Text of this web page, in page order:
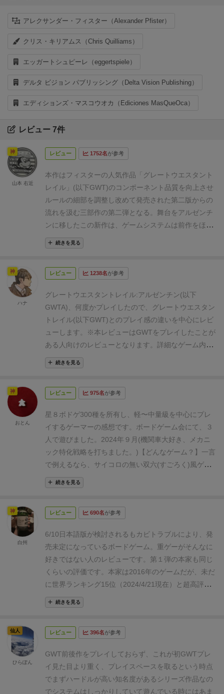
アレクサンダー・フィスター（Alexander Pfister）
クリス・キリアムス（Chris Quilliams）
エッガートシュピーレ（eggertspiele）
デルタ ビジョン パブリッシング（Delta Vision Publishing）
エディションズ・マスコウオカ（Ediciones MasQueOca）
レビュー 7件
レビュー 1752名が参考
本作はフィスターの人気作品「グレートウエスタント
レイル」(以下GWT)のコンポーネント品質を向上させ
ルールの細部を調整し改めて発売された第二版からの
流れを汲む三部作の第二弾となる。 舞台をアルゼンチ
ンに移したこの新作は、ゲームシステムは前作をほぼ
完全に踏襲しつつも、ゲーム内の要素が担う役割の変
更や要素の追加などによって、前作のファンがプレイ
いる。ぱっと見GWTそのままという感じだが、同じ感
く別のゲームという不思議な感覚だ。
★アルゼンチン
少しだけブエノスアイレスの歴史について学んで
みよう。1536年、ペドロ・デ・メンドーサ率いるスペ
インからの遠征隊が1200人の男性にわずか12人の女
性、そして牛数頭を連れてこの地を訪れた。当初は原
住民と友好的だった遠征隊だが、その傲慢さが表面化
原住民に叩きのめされ敗走したが、そこにあるものが
残された。牛たちである。
ような草原を植民地化し、この地に牛が栄えるように
なり、この地の重要な資源となっていった。その後別
の遠征隊がこの地を手にし、La Trinidadと呼ばれる都
市を建設することになるが、これがブエノスアイレス
の始まりである。この辺りはGiochix社のTrinidadとい
うボードゲームで追体験することができる。
Trinidad(2022)はゲーム性以外の部分、つまり植民
評価を受けたゲームである。この手の歴史を学べるゲ
なくなるかもしれない。★前作からの変更点 まず、災
害タイルが廃止され、ならず者が新資源である麦に強
く関連する農民にリプレースされている点がドラステ
ィックだが、ルールを確認すればすぐにエンジニアの
役割が大きく変わっていることに気づくだろう。前作
はエンジニアを多く雇用することにより鉄道トラック
へのアクセスが追加のリソースなしでできるようにな
るというものだった。本作では出荷は船となってお
り、遠方へ出荷するのには消費型のリソースである麦
を使用する。麦は所有できる上限数が決められている
特殊なリソースで、出荷のたびに消費するため、エン
ジニアを多く雇用しても遠方へのアクセスには何も寄
続きを見る
神
山本 右近
レビュー 1238名が参考
グレートウエスタントレイル:アルゼンチン(以下
GWTA)、何度かプレイしたので、グレートウエスタン
トレイル(以下GWT)とのプレイ感の違いを中心にレビ
ューします。
※本レビューはGWTをプレイしたことが
ある人向けのレビューとなります。詳細なゲーム内容
については他のレビューを参考にしてください。
GWTAとGWTの違いは多数ありますが、影響が大きい
夫」・鉄道の役割これらにより、GWTとは別ゲーと感
GWTは手札の繁殖値に応じて出荷先にディスクを置く
と勝利点が得られる、という分かりやすいものでし
た。そのため、求められるのは「高い繁殖値でより遠
くに効率良く出荷する」動きであり、そのためにも繁
殖値が高い牛は価値が高かったです。
対してGWTA
は、①繁殖値に応じて船タイルにディスクを置く
市の港に移動③港から新リソース「小麦」を使って各
都市に配送でやっと勝利点やお金が貰えるという、余
計に2手間くらいかかる仕組みとなっています。特に
お金は配送を活用しないとなかなか稼げず苦労する印
象ですね。②で早期に出港する船は要求繁殖値がかな
り低く、「高い繁殖値で出荷する」事よりも、「載せ
たい船に素早く載せる」事が大切となりました。これ
だけでもGWTの常識が通じない別のゲーム感がありま
す。購入コストが高い高繁殖値の牛を買う必要性が低
むしろ大切なのは③の小麦を使った配送で、小麦はゲ
4の労働者「農夫」】 その小麦と密接に関わっている
のが農夫。 GWTでは、「カウボーイ」「職人」「技
師」の3種類の労働者があり、それぞれに特化する戦
続きを見る
神
ハナ
レビュー 975名が参考
星８ ボドゲ300種を所有し、軽〜中量級を中心にプレ
イするゲーマーの感想です。ボードゲーム会にて、３
人で遊びました。2024年９月 (機関車大好き、メカニ
ック特化戦略を打ちました。) 【どんなゲーム？】 一言
で例えるなら、サイコロの無い双六(すごろく)風ゲー
ムです。(ただし、オトナ向け。)
キ構築もありますし、建物を建てたり、線路を敷いた
はマスを踏んでリソースを集めたり、特殊効果を発動
色々な能力をパワーアップさせつつ、ついで(？)に勝
利点を稼いでいきます。
その「色々」とは、デッキの
カード数・手札の数・助手タイルの数・進める歩数な
どで、能力を高めるほど有利に進められます。 ゲーム
の終了は、牛の配達の度に追加される「助手のタイル
(求人)」が規定数に達すると終了フラグになり、手番
りたい事がしやすい自由度の高い重ゲーでした。コマ
は1〜4歩の中で自由な歩数を選べるので、自分が伸ば
したい好きなアクションを選びやすいです。それが積
み重なって大きなパワーになるので、さながらRPG感
を産んでいます。なので、ちくちく積み上げるのが好
きな人にはハマるメカニクスだと思います。似たメカ
続きを見る
神
おとん
レビュー 690名が参考
6/10 日本語版が検討されるもカビトラブルにより、発
売未定になっているボードゲーム。 重ゲーがそんなに
好きではない人のレビューです。第１弾の本家も同じ
くらいの評価です。 本家は2016年のゲームだが、未だ
に世界ランキング15位（2024/4/21現在）と超高評価
ボードゲームであり、作者の代表作ともいえる。
（これだけで遊べる）となる本作はランキングは222
なので、今後伸びるかも。
から消えてしまう自分は、正直、本家のルールも忘れ
ていました。 本家の評価としては「おもしろいけど、
それ以上でもそれ以下でもない」といった感じで、重
続きを見る
神
白州
レビュー 396名が参考
GWT前後作をプレイしておらず、これが初GWTプレ
イ 見た目より重く、プレイスペースを取るという時点
でまずハードルが高い知名度があるシリーズ作品なの
でシステムはしっかりしていて遊んでいる時にはあま
仙人
ひらぽん